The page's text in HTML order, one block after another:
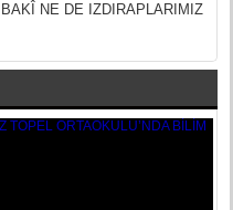
BAKÎ NE DE IZDIRAPLARIMIZ